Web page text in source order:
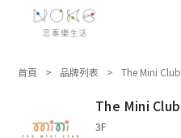
首頁 品牌列表 The Mini Club
The Mini Club
3F